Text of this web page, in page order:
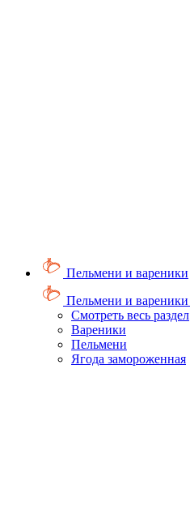
Пельмени и вареники
Пельмени и вареники
Смотреть весь раздел
Вареники
Пельмени
Ягода замороженная